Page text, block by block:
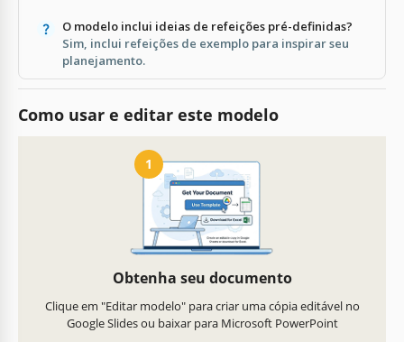
O modelo inclui ideias de refeições pré-definidas?
Sim, inclui refeições de exemplo para inspirar seu
planejamento.
Como usar e editar este modelo
1
Obtenha seu documento
Clique em "Editar modelo" para criar uma cópia editável no
Google Slides ou baixar para Microsoft PowerPoint